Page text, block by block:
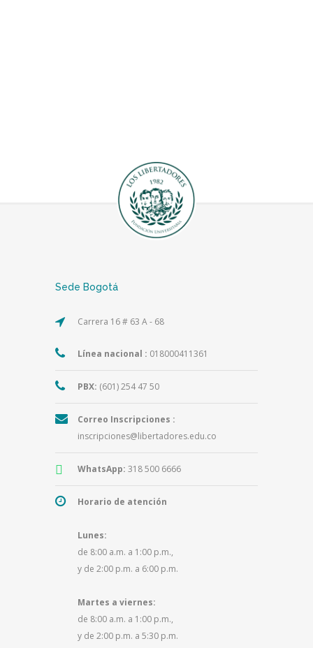
Sede Bogotá
Carrera 16 # 63 A - 68
Línea nacional : 018000411361
PBX: (601) 254 47 50
Correo Inscripciones :
inscripciones@libertadores.edu.co
WhatsApp: 318 500 6666
Horario de atención
Lunes:
de 8:00 a.m. a 1:00 p.m.,
y de 2:00 p.m. a 6:00 p.m.
Martes a viernes:
de 8:00 a.m. a 1:00 p.m.,
y de 2:00 p.m. a 5:30 p.m.